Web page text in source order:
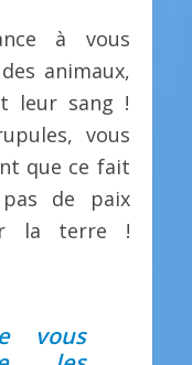
à vous
animaux,
leur sang !
vous
que ce fait
de paix
la terre !
vous